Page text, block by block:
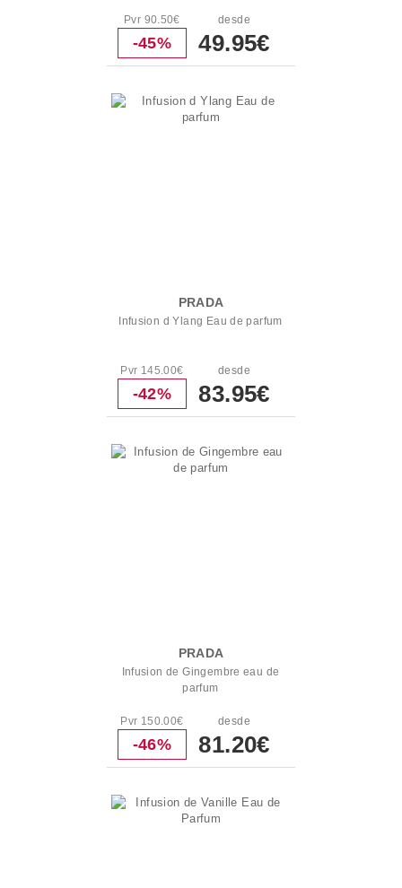
Pvr 90.50€
-45%
desde
49.95€
PRADA
Infusion d Ylang Eau de parfum
Pvr 145.00€
-42%
desde
83.95€
PRADA
Infusion de Gingembre eau de
parfum
Pvr 150.00€
-46%
desde
81.20€